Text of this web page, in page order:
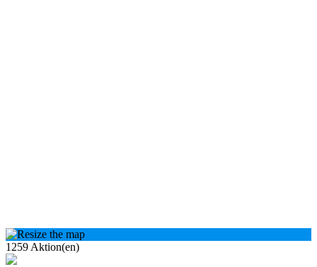
1259 Aktion(en)